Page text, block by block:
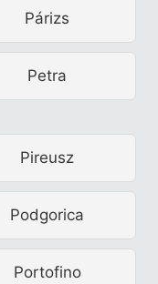
Párizs
Petra
Pireusz
Podgorica
Portofino